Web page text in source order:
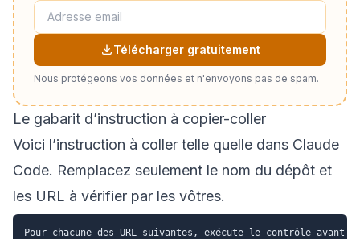
Télécharger gratuitement
Nous protégeons vos données et n'envoyons pas de spam.
Le gabarit d’instruction à copier-coller
Voici l’instruction à coller telle quelle dans Claude
Code. Remplacez seulement le nom du dépôt et
les URL à vérifier par les vôtres.
Pour chacune des URL suivantes, exécute le contrôle avant